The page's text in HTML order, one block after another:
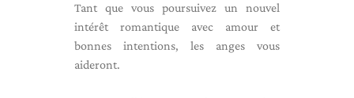
Tant que vous poursuivez un nouvel
intérêt romantique avec amour et
bonnes intentions, les anges vous
aideront.